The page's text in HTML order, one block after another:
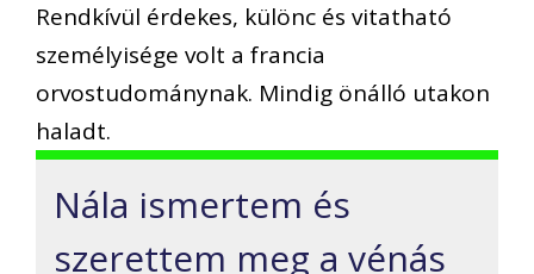
Rendkívül érdekes, különc és vitatható
személyisége volt a francia
orvostudománynak. Mindig önálló utakon
haladt.
Nála ismertem és
szerettem meg a vénás